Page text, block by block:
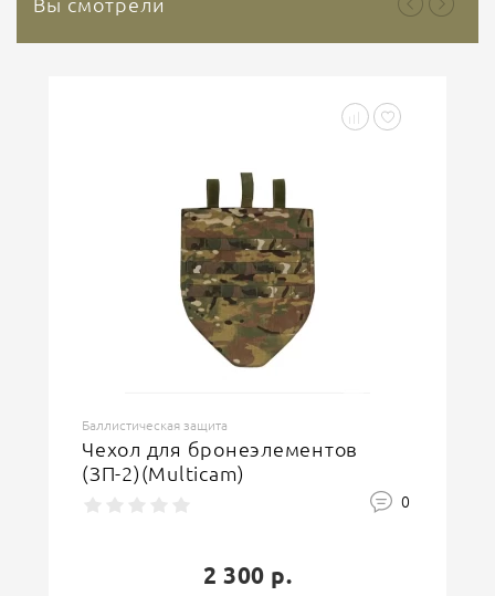
Вы смотрели
Баллистическая защита
Чехол для бронеэлементов
(ЗП-2)(Multicam)
0
2 300 р.